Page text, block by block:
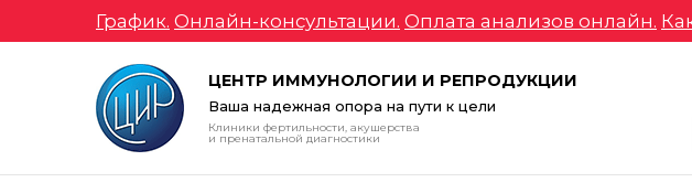
График. Онлайн-консультации. Оплата анализов онлайн.
ЦЕНТР ИММУНОЛОГИИ И РЕПРОДУКЦИИ
Ваша надежная опора на пути к цели
Клиники фертильности, акушерства
и пренатальной диагностики